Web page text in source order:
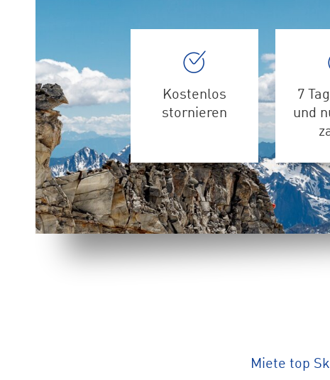
Kostenlos
stornieren
7
und
Miete top